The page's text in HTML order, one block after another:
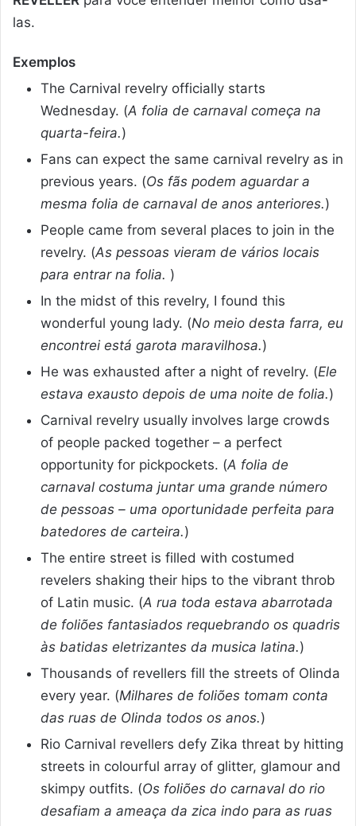
las.
Exemplos
The Carnival revelry officially starts
Wednesday. (A folia de carnaval começa na
quarta-feira.)
Fans can expect the same carnival revelry as in
previous years. (Os fãs podem aguardar a
mesma folia de carnaval de anos anteriores.)
People came from several places to join in the
revelry. (As pessoas vieram de vários locais
para entrar na folia. )
In the midst of this revelry, I found this
wonderful young lady. (No meio desta farra, eu
encontrei está garota maravilhosa.)
He was exhausted after a night of revelry. (Ele
estava exausto depois de uma noite de folia.)
Carnival revelry usually involves large crowds
of people packed together – a perfect
opportunity for pickpockets. (A folia de
carnaval costuma juntar uma grande número
de pessoas – uma oportunidade perfeita para
batedores de carteira.)
The entire street is filled with costumed
revelers shaking their hips to the vibrant throb
of Latin music. (A rua toda estava abarrotada
de foliões fantasiados requebrando os quadris
às batidas eletrizantes da musica latina.)
Thousands of revellers fill the streets of Olinda
every year. (Milhares de foliões tomam conta
das ruas de Olinda todos os anos.)
Rio Carnival revellers defy Zika threat by hitting
streets in colourful array of glitter, glamour and
skimpy outfits. (Os foliões do carnaval do rio
desafiam a ameaça da zica indo para as ruas